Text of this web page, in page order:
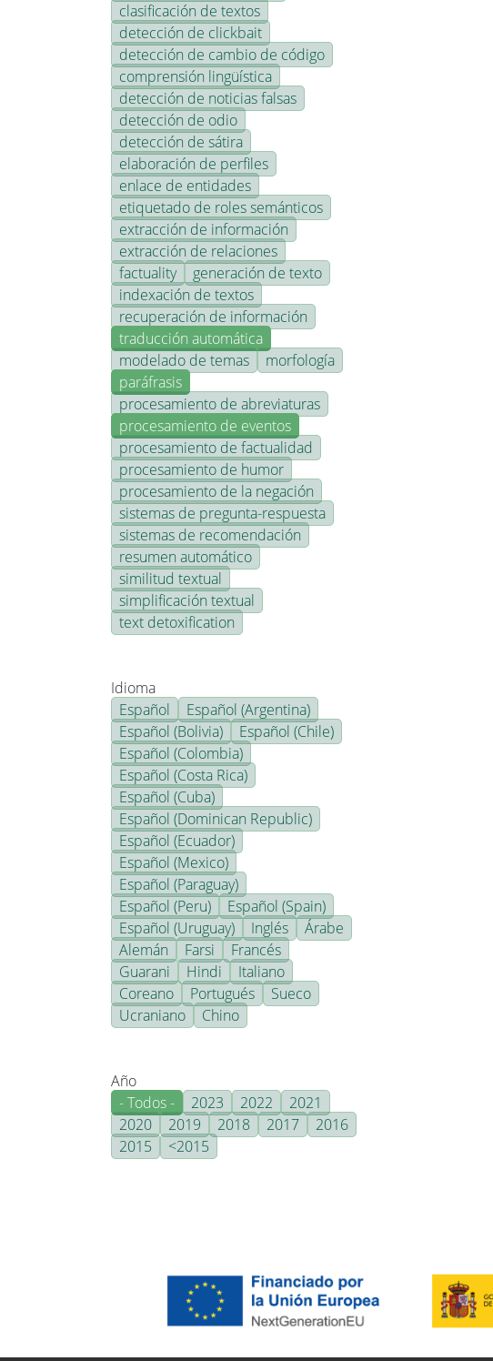
clasificación de textos
detección de clickbait
detección de cambio de código
comprensión lingüística
detección de noticias falsas
detección de odio
detección de sátira
elaboración de perfiles
enlace de entidades
etiquetado de roles semánticos
extracción de información
extracción de relaciones
factuality
generación de texto
indexación de textos
recuperación de información
traducción automática
modelado de temas
morfología
paráfrasis
procesamiento de abreviaturas
procesamiento de eventos
procesamiento de factualidad
procesamiento de humor
procesamiento de la negación
sistemas de pregunta-respuesta
sistemas de recomendación
resumen automático
similitud textual
simplificación textual
text detoxification
Idioma
Español
Español (Argentina)
Español (Bolivia)
Español (Chile)
Español (Colombia)
Español (Costa Rica)
Español (Cuba)
Español (Dominican Republic)
Español (Ecuador)
Español (Mexico)
Español (Paraguay)
Español (Peru)
Español (Spain)
Español (Uruguay)
Inglés
Árabe
Alemán
Farsi
Francés
Guarani
Hindi
Italiano
Coreano
Portugués
Sueco
Ucraniano
Chino
Año
- Todos -
2023 2022
2021
2020
2019 2018 2017
2016
2015
<2015